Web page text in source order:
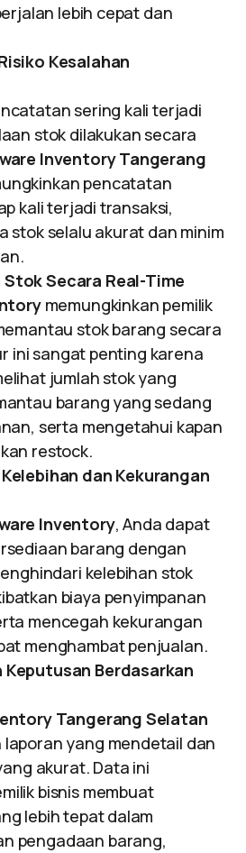
lebih cepat dan
Kesalahan
sering kali terjadi
stok dilakukan secara
Inventory Tangerang
pencatatan
kali terjadi transaksi,
stok selalu akurat dan minim
Secara Real-Time
memungkinkan pemilik
stok barang secara
ini sangat penting karena
jumlah stok yang
barang yang sedang
serta mengetahui kapan
restock.
dan Kekurangan
Inventory, Anda dapat
barang dengan
kelebihan stok
biaya penyimpanan
mencegah kekurangan
menghambat penjualan.
Keputusan Berdasarkan
Tangerang Selatan
yang mendetail dan
akurat. Data ini
bisnis membuat
lebih tepat dalam
pengadaan barang,